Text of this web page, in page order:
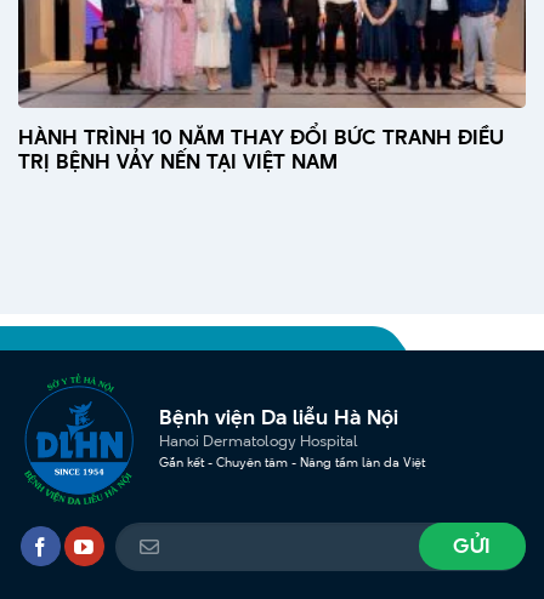
HÀNH TRÌNH 10 NĂM THAY ĐỔI BỨC TRANH ĐIỀU
TRỊ BỆNH VẢY NẾN TẠI VIỆT NAM
Bệnh viện Da liễu Hà Nội
Hanoi Dermatology Hospital
Gắn kết - Chuyên tâm - Nâng tầm làn da Việt